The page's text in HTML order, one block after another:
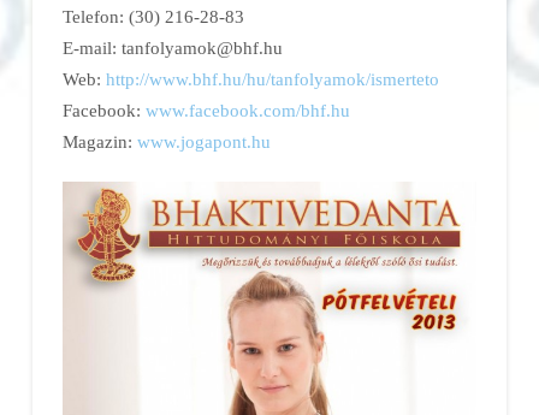
Telefon: (30) 216-28-83
E-mail: tanfolyamok@bhf.hu
Web: http://www.bhf.hu/hu/tanfolyamok/ismerteto
Facebook: www.facebook.com/bhf.hu
Magazin: www.jogapont.hu